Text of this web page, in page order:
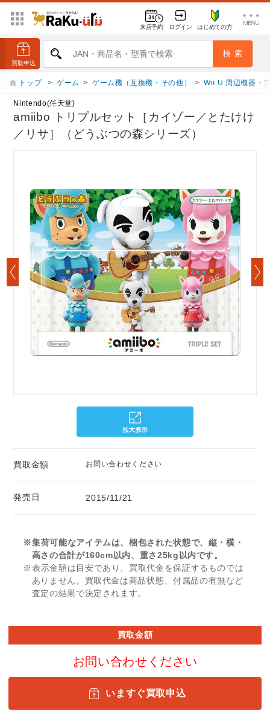
来店予約 ログイン はじめての方
トップ > ゲーム > ゲーム機（互換機・その他） > Wii U 周辺機器・
Nintendo(任天堂)
amiibo トリプルセット［カイゾー／とたけけ
／リサ］（どうぶつの森シリーズ）
買取金額 お問い合わせください
発売日 2015/11/21
※集荷可能なアイテムは、梱包された状態で、縦・横・
高さの合計が160cm以内、重さ25kg以内です。
※表示金額は目安であり、買取代金を保証するものでは
ありません。買取代金は商品状態、付属品の有無など
査定の結果で決定されます。
買取金額
お問い合わせください
いますぐ買取申込